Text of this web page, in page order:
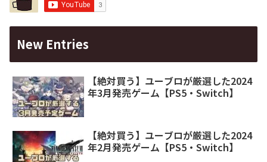
New Entries
【絶対買う】ユーブロが厳選した2024
年3月発売ゲーム【PS5・Switch】
【絶対買う】ユーブロが厳選した2024
年2月発売ゲーム【PS5・Switch】